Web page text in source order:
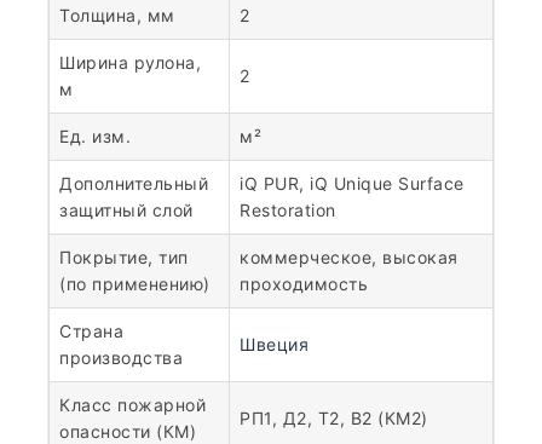
Толщина, мм 2
Ширина рулона,
м
2
Ед. изм. м²
Дополнительный
защитный слой
iQ PUR, iQ Unique Surface
Restoration
Покрытие, тип
(по применению)
коммерческое, высокая
проходимость
Страна
производства
Швеция
Класс пожарной
опасности (КМ)
РП1, Д2, Т2, В2 (КМ2)